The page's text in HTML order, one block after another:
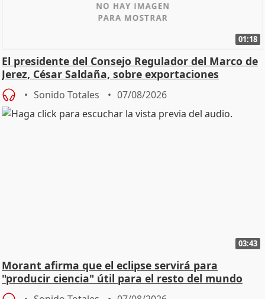
01:18
El presidente del Consejo Regulador del Marco de
Jerez, César Saldaña, sobre exportaciones
Sonido Totales 07/08/2026
03:43
Morant afirma que el eclipse servirá para
"producir ciencia" útil para el resto del mundo